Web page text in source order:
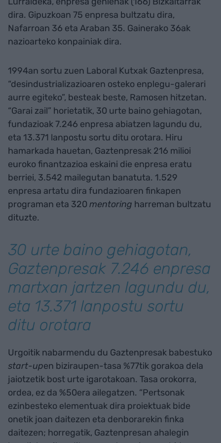
dira. Gipuzkoan 75 enpresa bultzatu dira,
Nafarroan 36 eta Araban 35. Gainerako 36ak
nazioarteko konpainiak dira.
1994an sortu zuen Laboral Kutxak Gaztenpresa,
“desindustrializazioaren osteko enplegu-galerari
aurre egiteko”, besteak beste, Ramosen hitzetan.
“Garai zail” horietatik, 30 urte baino gehiagotan,
fundazioak 7.246 enpresa abiatzen lagundu du,
eta 13.371 lanpostu sortu ditu orotara. Hiru
hamarkada hauetan, Gaztenpresak 216 milioi
euroko finantzazioa eskaini die enpresa eratu
berriei, 3.542 mailegutan banatuta. 1.529
enpresa artatu dira fundazioaren finkapen
programan eta 320 mentoring harreman bultzatu
dituzte.
30 urte baino gehiagotan,
Gaztenpresak 7.246 enpresa
martxan jartzen lagundu du,
eta 13.371 lanpostu sortu
ditu orotara
Urgoitik nabarmendu du Gaztenpresak babestuko
start-upen biziraupen-tasa %77tik gorakoa dela
jaiotzetik bost urte igarotakoan. Tasa orokorra,
ordea, ez da %50era ailegatzen. “Pertsonak
ezinbesteko elementuak dira proiektuak bide
onetik joan daitezen eta denborarekin finka
daitezen; horregatik, Gaztenpresan ahalegin